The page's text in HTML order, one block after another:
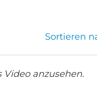
Sortieren
Video anzusehen.